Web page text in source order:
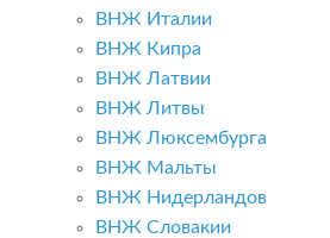
ВНЖ Италии
ВНЖ Кипра
ВНЖ Латвии
ВНЖ Литвы
ВНЖ Люксембурга
ВНЖ Мальты
ВНЖ Нидерландов
ВНЖ Словакии